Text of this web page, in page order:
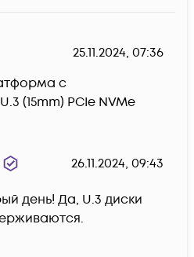
25.11.2024, 07:36
с
(15mm) PCIe NVMe
26.11.2024, 09:43
день! Да, U.3 диски